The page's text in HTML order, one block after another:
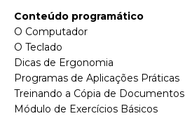
Conteúdo programático
O Computador
O Teclado
Dicas de Ergonomia
Programas de Aplicações Práticas
Treinando a Cópia de Documentos
Módulo de Exercícios Básicos